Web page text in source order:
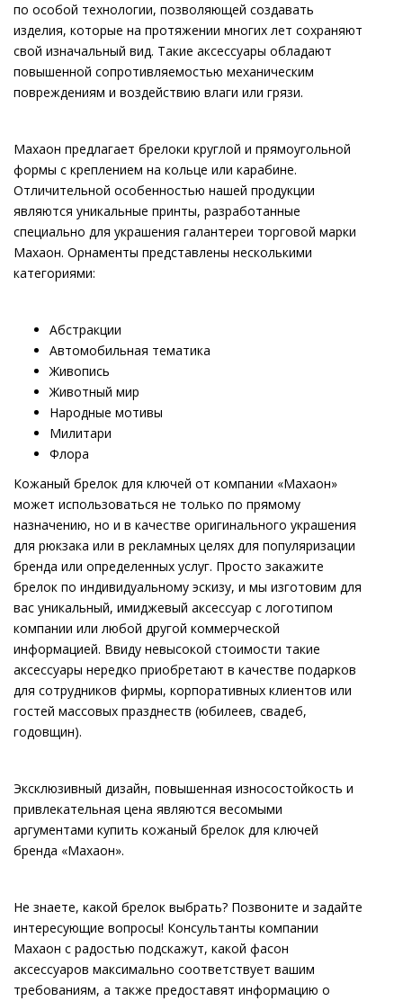
по особой технологии, позволяющей создавать
изделия, которые на протяжении многих лет сохраняют
свой изначальный вид. Такие аксессуары обладают
повышенной сопротивляемостью механическим
повреждениям и воздействию влаги или грязи.
Махаон предлагает брелоки круглой и прямоугольной
формы с креплением на кольце или карабине.
Отличительной особенностью нашей продукции
являются уникальные принты, разработанные
специально для украшения галантереи торговой марки
Махаон. Орнаменты представлены несколькими
категориями:
Абстракции
Автомобильная тематика
Живопись
Животный мир
Народные мотивы
Милитари
Флора
Кожаный брелок для ключей от компании «Махаон»
может использоваться не только по прямому
назначению, но и в качестве оригинального украшения
для рюкзака или в рекламных целях для популяризации
бренда или определенных услуг. Просто закажите
брелок по индивидуальному эскизу, и мы изготовим для
вас уникальный, имиджевый аксессуар с логотипом
компании или любой другой коммерческой
информацией. Ввиду невысокой стоимости такие
аксессуары нередко приобретают в качестве подарков
для сотрудников фирмы, корпоративных клиентов или
гостей массовых празднеств (юбилеев, свадеб,
годовщин).
Эксклюзивный дизайн, повышенная износостойкость и
привлекательная цена являются весомыми
аргументами купить кожаный брелок для ключей
бренда «Махаон».
Не знаете, какой брелок выбрать? Позвоните и задайте
интересующие вопросы! Консультанты компании
Махаон с радостью подскажут, какой фасон
аксессуаров максимально соответствует вашим
требованиям, а также предоставят информацию о